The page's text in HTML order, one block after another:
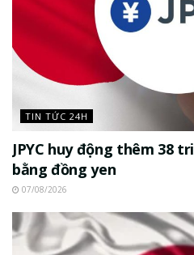
TIN TỨC 24H
JPYC huy động thêm 38
bằng đồng yen
07/08/2026